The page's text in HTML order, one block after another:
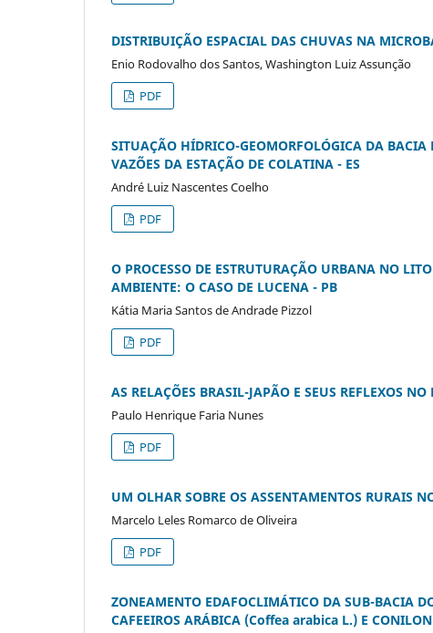
DISTRIBUIÇÃO ESPACIAL DAS CHUVAS NA
Enio Rodovalho dos Santos, Washington Luiz Assunção
PDF
SITUAÇÃO HÍDRICO-GEOMORFOLÓGICA DA BACIA
VAZÕES DA ESTAÇÃO DE COLATINA - ES
André Luiz Nascentes Coelho
PDF
O PROCESSO DE ESTRUTURAÇÃO URBANA NO
AMBIENTE: O CASO DE LUCENA - PB
Kátia Maria Santos de Andrade Pizzol
PDF
AS RELAÇÕES BRASIL-JAPÃO E SEUS REFLEXOS
Paulo Henrique Faria Nunes
PDF
UM OLHAR SOBRE OS ASSENTAMENTOS RURAIS
Marcelo Leles Romarco de Oliveira
PDF
ZONEAMENTO EDAFOCLIMÁTICO DA SUB-BACIA
CAFEEIROS ARÁBICA (Coffea arabica L.) E